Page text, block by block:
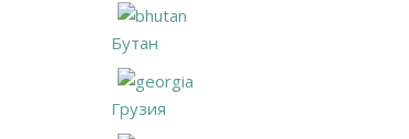
Бутан
Грузия